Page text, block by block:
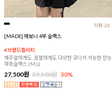
리뷰:26
[MADE] 에보니 4부 슬랙스
#브랜드퀄리티
캐주얼하게도, 포멀하게도 다양한 코디가 가능한 만능
하프슬랙스 (M,L)
27,500원 39,500원 30%